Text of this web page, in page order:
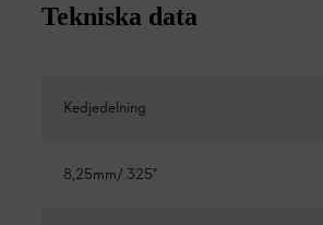
Tekniska data
Kedjedelning
8,25mm/.325"